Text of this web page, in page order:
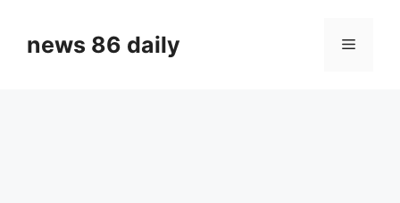
contentnews 86 daily Menu